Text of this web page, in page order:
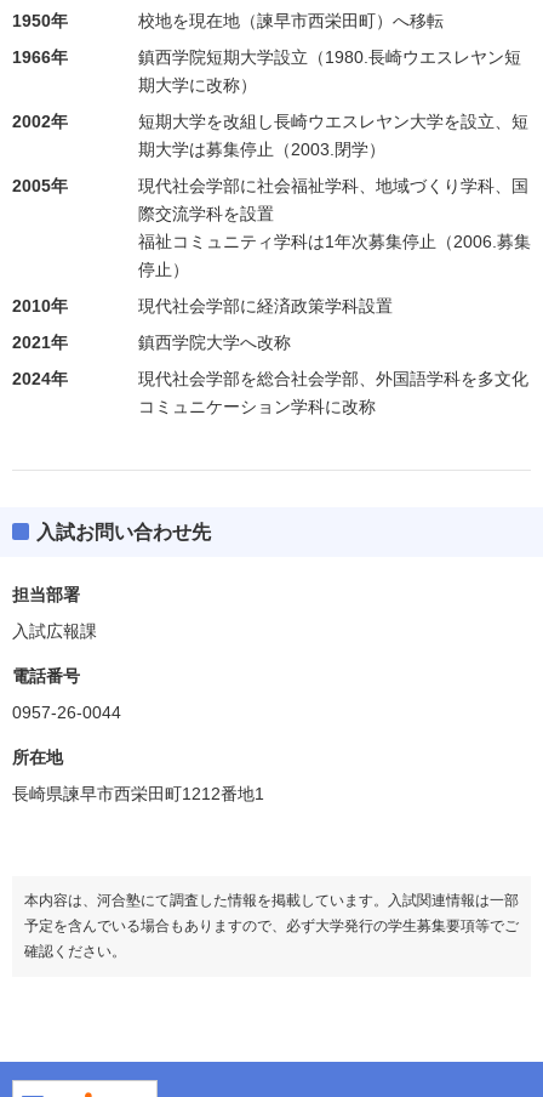
1950年
校地を現在地（諫早市西栄田町）へ移転
1966年
鎮西学院短期大学設立（1980.長崎ウエスレヤン短
期大学に改称）
2002年
短期大学を改組し長崎ウエスレヤン大学を設立、短
期大学は募集停止（2003.閉学）
2005年
現代社会学部に社会福祉学科、地域づくり学科、国
際交流学科を設置
福祉コミュニティ学科は1年次募集停止（2006.募集
停止）
2010年
現代社会学部に経済政策学科設置
2021年
鎮西学院大学へ改称
2024年
現代社会学部を総合社会学部、外国語学科を多文化
コミュニケーション学科に改称
入試お問い合わせ先
担当部署
入試広報課
電話番号
0957-26-0044
所在地
長崎県諫早市西栄田町1212番地1
本内容は、河合塾にて調査した情報を掲載しています。入試関連情報は一部
予定を含んでいる場合もありますので、必ず大学発行の学生募集要項等でご
確認ください。